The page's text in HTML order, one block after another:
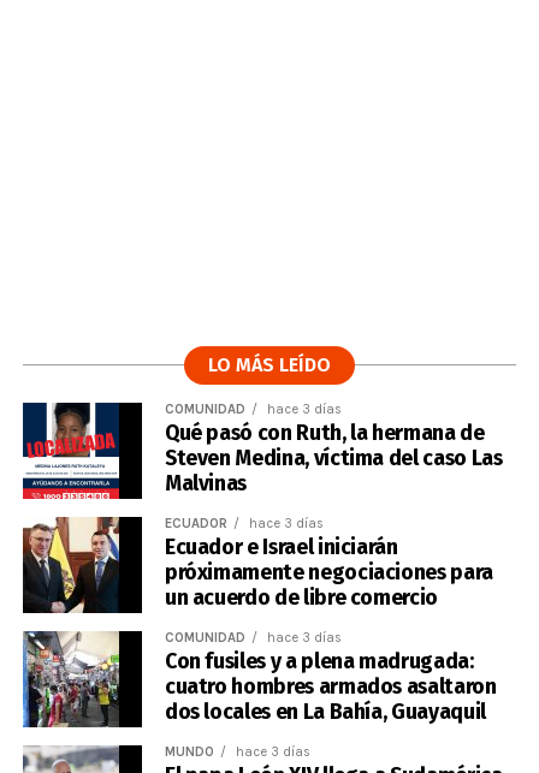
LO MÁS LEÍDO
COMUNIDAD hace 3 días
Qué pasó con Ruth, la hermana de
Steven Medina, víctima del caso Las
Malvinas
ECUADOR hace 3 días
Ecuador e Israel iniciarán
próximamente negociaciones para
un acuerdo de libre comercio
COMUNIDAD hace 3 días
Con fusiles y a plena madrugada:
cuatro hombres armados asaltaron
dos locales en La Bahía, Guayaquil
MUNDO hace 3 días